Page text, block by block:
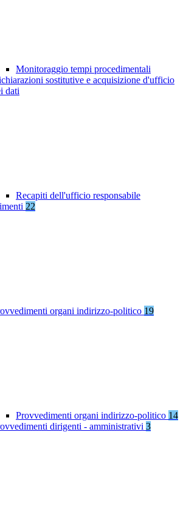
Monitoraggio tempi procedimentali
sostitutive e acquisizione d'ufficio
dati
Recapiti dell'ufficio responsabile
22
organi indirizzo-politico 19
Provvedimenti organi indirizzo-politico 14
dirigenti - amministrativi 3